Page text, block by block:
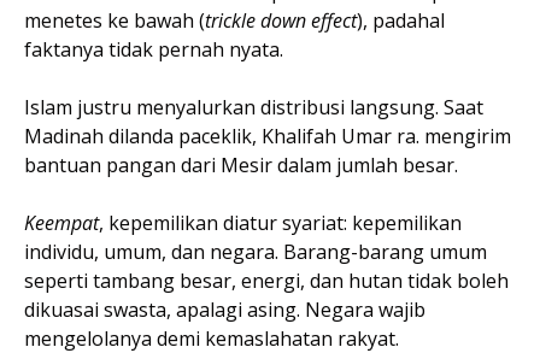
menetes ke bawah (trickle down effect), padahal
faktanya tidak pernah nyata.
Islam justru menyalurkan distribusi langsung. Saat
Madinah dilanda paceklik, Khalifah Umar ra. mengirim
bantuan pangan dari Mesir dalam jumlah besar.
Keempat, kepemilikan diatur syariat: kepemilikan
individu, umum, dan negara. Barang-barang umum
seperti tambang besar, energi, dan hutan tidak boleh
dikuasai swasta, apalagi asing. Negara wajib
mengelolanya demi kemaslahatan rakyat.